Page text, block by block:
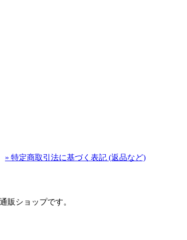
» 特定商取引法に基づく表記 (返品など)
販ショップです。